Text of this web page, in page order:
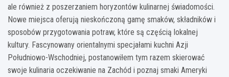
ale również z poszerzaniem horyzontów kulinarnej świadomości.
Nowe miejsca oferują nieskończoną gamę smaków, składników i
sposobów przygotowania potraw, które są częścią lokalnej
kultury. Fascynowany orientalnymi specjałami kuchni Azji
Południowo-Wschodniej, postanowiłem tym razem skierować
swoje kulinaria oczekiwanie na Zachód i poznaj smaki Ameryki